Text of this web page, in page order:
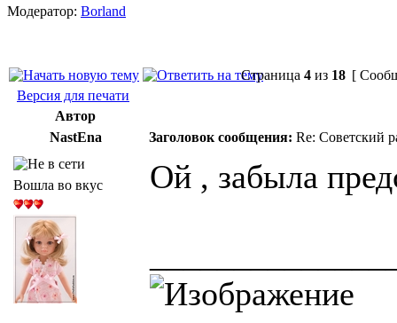
Модератор: Borland
Страница 4 из 18 [
Версия для печати
Автор
NastEna
Заголовок сообщения: Re: Советский
Вошла во вкус Ой , забыла